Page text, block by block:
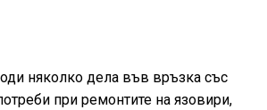
няколко дела във връзка със
при ремонтите на язовири,